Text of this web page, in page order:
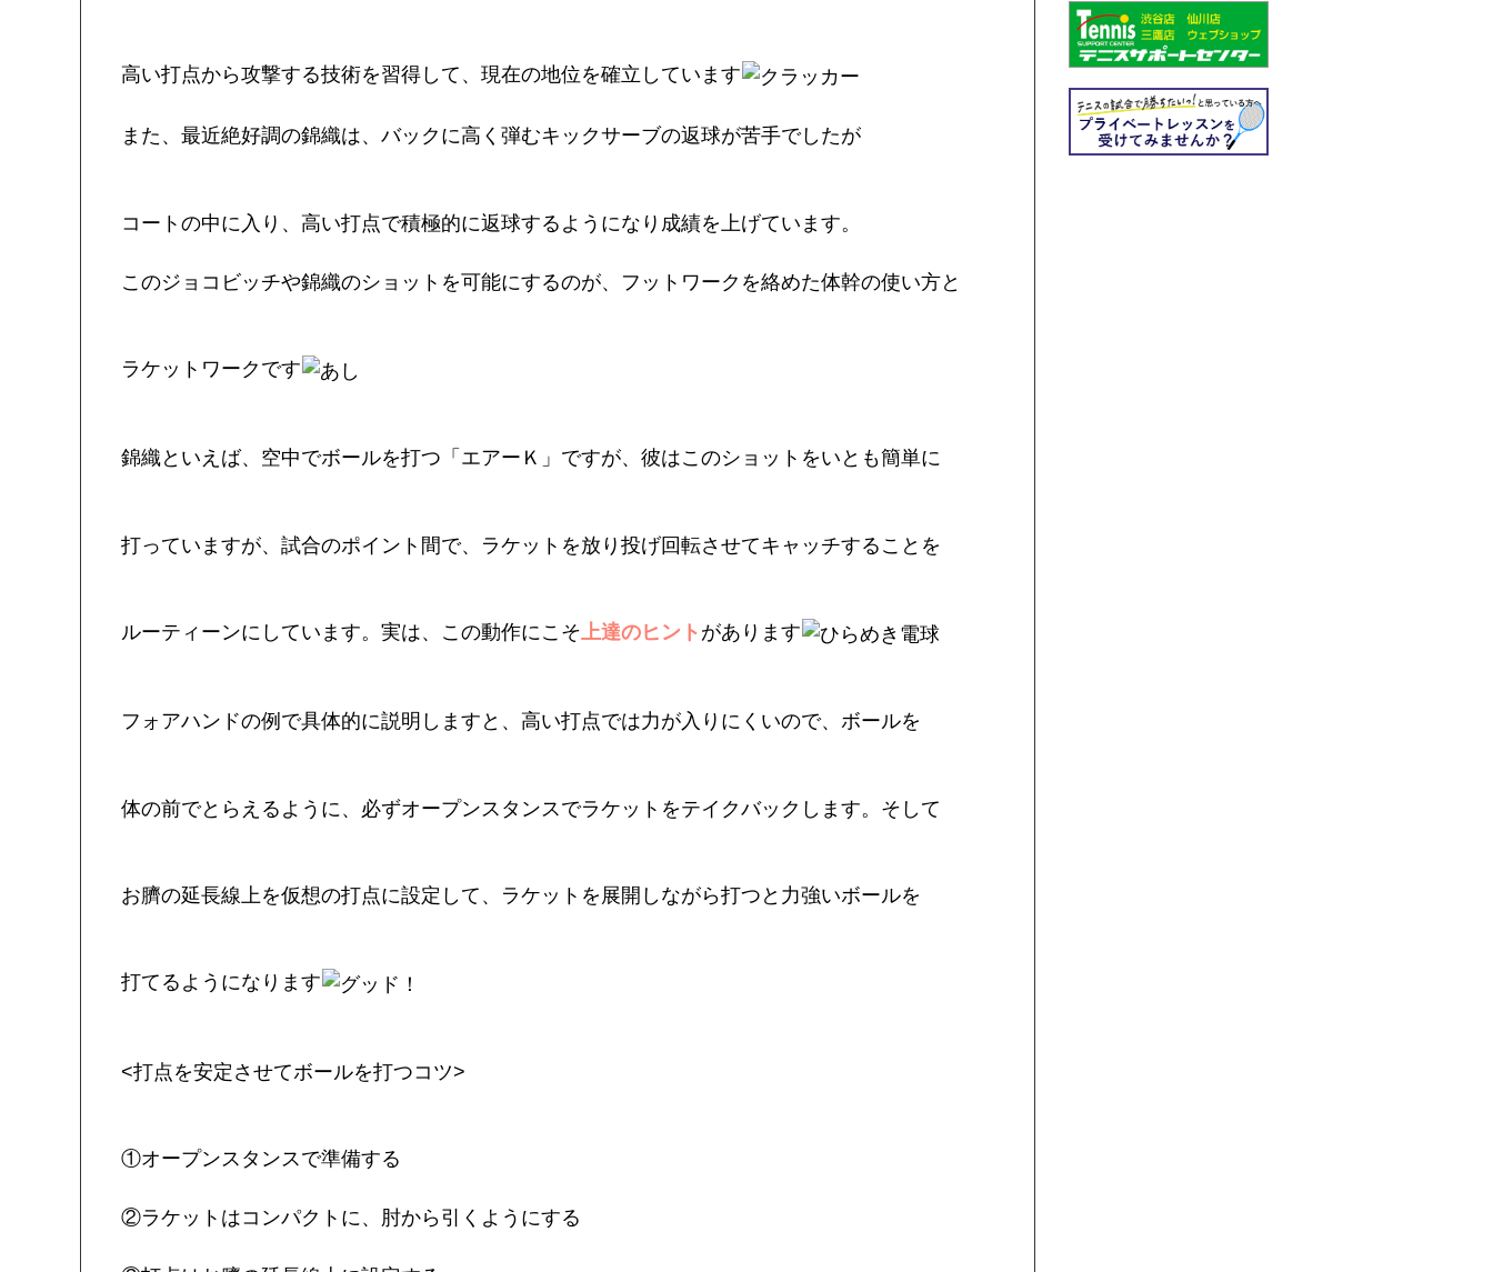
高い打点から攻撃する技術を習得して、現在の地位を確立しています
また、最近絶好調の錦織は、バックに高く弾むキックサーブの返球が苦手でしたが
コートの中に入り、高い打点で積極的に返球するようになり成績を上げています。
このジョコビッチや錦織のショットを可能にするのが、フットワークを絡めた体幹の使い方と
ラケットワークです
錦織といえば、空中でボールを打つ「エアーＫ」ですが、彼はこのショットをいとも簡単に
打っていますが、試合のポイント間で、ラケットを放り投げ回転させてキャッチすることを
ルーティーンにしています。実は、この動作にこそ上達のヒント があります
フォアハンドの例で具体的に説明しますと、高い打点では力が入りにくいので、ボールを
体の前でとらえるように、必ずオープンスタンスでラケットをテイクバックします。そして
お臍の延長線上を仮想の打点に設定して、ラケットを展開しながら打つと力強いボールを
打てるようになります
<打点を安定させてボールを打つコツ>
①オープンスタンスで準備する
②ラケットはコンパクトに、肘から引くようにする